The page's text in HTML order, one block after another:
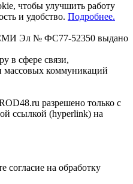
чтобы улучшить работу
и удобство. Подробнее.
СМИ Эл № ФС77-52350 выдано
в сфере связи,
коммуникаций
разрешено только с
ссылкой (hyperlink) на
согласие на обработку